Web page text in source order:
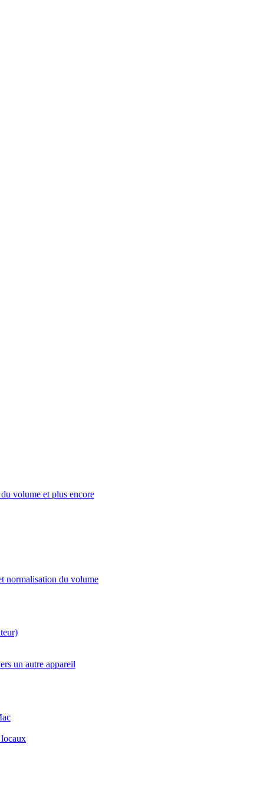
volume et plus encore
normalisation du volume
un autre appareil